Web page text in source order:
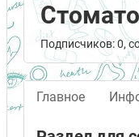
Подписчиков: 0,
Главное